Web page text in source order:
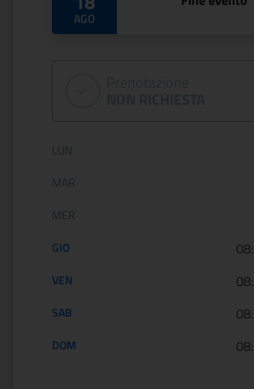
AGO
Orario di apertura:
LUN
MAR
MER
GIO
VEN
SAB
DOM